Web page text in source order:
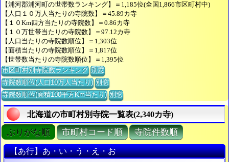
【浦河郡浦河町の世帯数ランキング】＝1,185位(全国1,866市区町村中)
【人口１０万人当たりの寺院数】＝45.89カ寺
【１０Km四方当たりの寺院数】＝0.86カ寺
【１０万世帯当たりの寺院数】＝97.12カ寺
【人口当たりの寺院数順位】＝1,303位
【面積当たりの寺院数順位】＝1,817位
【世帯数当たりの寺院数順位】＝1,395位
市区町村別寺院数ランキング 別窓
寺院数順位(人口10万人当たり) 別窓
寺院数順位(面積100平方Km当たり) 別窓
北海道の市町村別寺院一覧表(2,340カ寺)
ぶりがな順 市町村コード順 寺院件数順
【あ行】あ・い・う・え・お